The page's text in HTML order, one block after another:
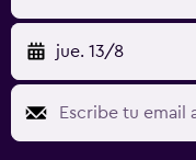
jue. 13/8